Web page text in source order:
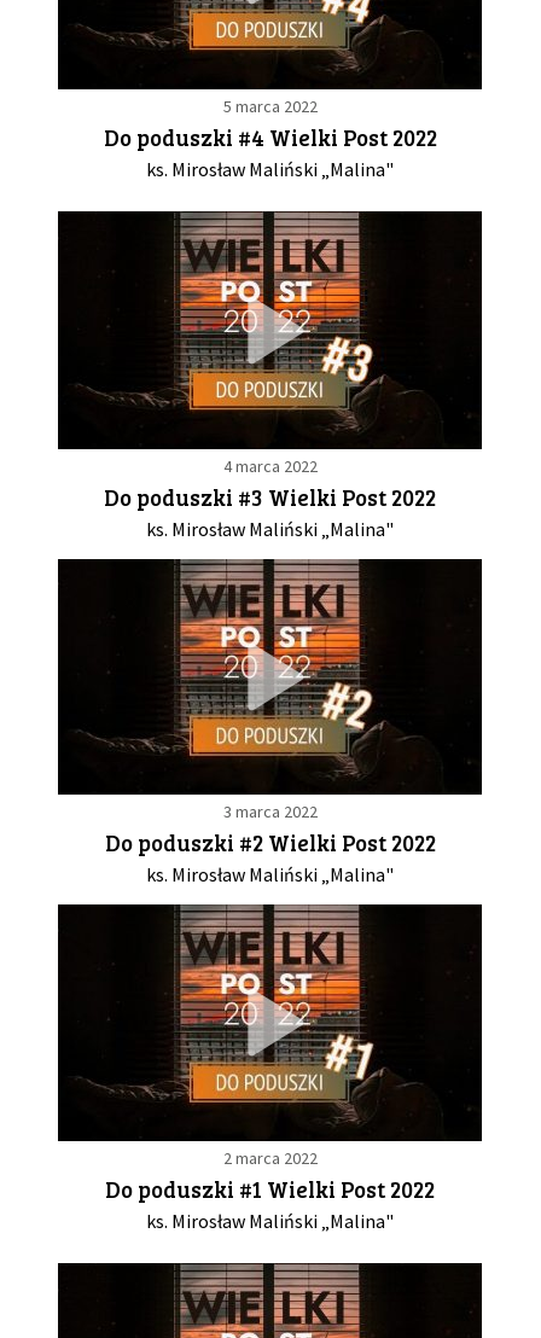
5 marca 2022
Do poduszki #4 Wielki Post 2022
ks. Mirosław Maliński „Malina"
4 marca 2022
Do poduszki #3 Wielki Post 2022
ks. Mirosław Maliński „Malina"
3 marca 2022
Do poduszki #2 Wielki Post 2022
ks. Mirosław Maliński „Malina"
2 marca 2022
Do poduszki #1 Wielki Post 2022
ks. Mirosław Maliński „Malina"